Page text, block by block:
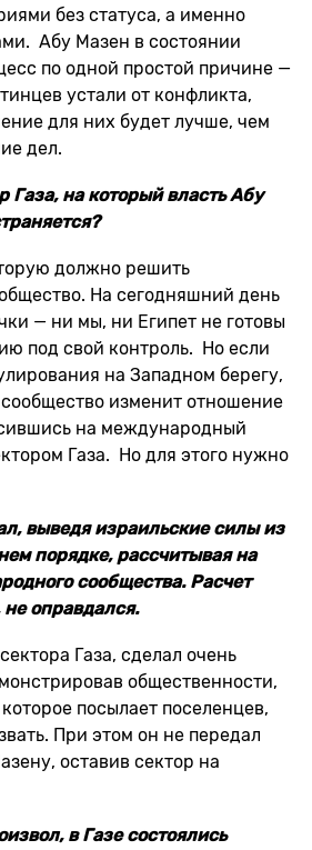
без статуса, а именно
Абу Мазен в состоянии
по одной простой причине —
устали от конфликта,
для них будет лучше, чем
дел.
Газа, на который власть Абу
должно решить
На сегодняшний день
— ни мы, ни Египет не готовы
под свой контроль. Но если
на Западном берегу,
изменит отношение
на международный
Газа. Но для этого нужно
выведя израильские силы из
порядке, рассчитывая на
сообщества. Расчет
не оправдался.
Газа, сделал очень
общественности,
посылает поселенцев,
При этом он не передал
оставив сектор на
в Газе состоялись